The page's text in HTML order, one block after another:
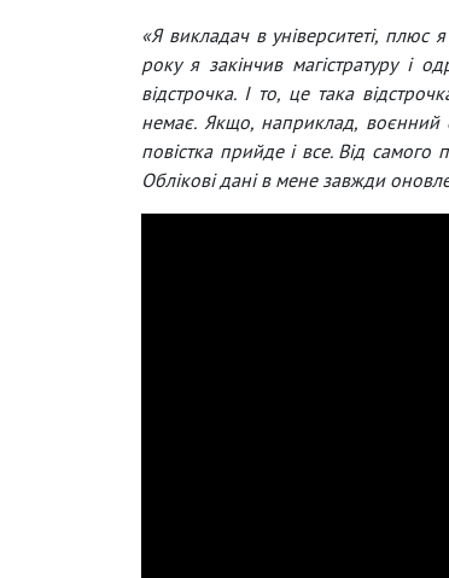
«Я викладач в університеті,
року я закінчив магістратуру і
відстрочка. І то, це така
немає. Якщо, наприклад, воєнний
повістка прийде і все. Від
Облікові дані в мене завжди